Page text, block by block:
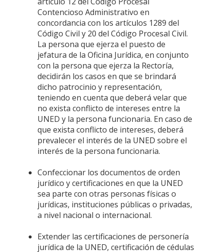
Contencioso Administrativo en
concordancia con los artículos 1289 del
Código Civil y 20 del Código Procesal Civil.
La persona que ejerza el puesto de
jefatura de la Oficina Jurídica, en conjunto
con la persona que ejerza la Rectoría,
decidirán los casos en que se brindará
dicho patrocinio y representación,
teniendo en cuenta que deberá velar que
no exista conflicto de intereses entre la
UNED y la persona funcionaria. En caso de
que exista conflicto de intereses, deberá
prevalecer el interés de la UNED sobre el
interés de la persona funcionaria.
Confeccionar los documentos de orden
jurídico y certificaciones en que la UNED
sea parte con otras personas físicas o
jurídicas, instituciones públicas o privadas,
a nivel nacional o internacional.
Extender las certificaciones de personería
jurídica de la UNED, certificación de cédulas